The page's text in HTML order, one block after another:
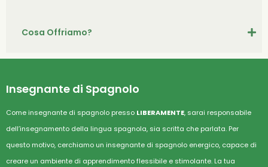
Cosa Offriamo?
Insegnante di Spagnolo
Come insegnante di spagnolo presso LIBERAMENTE, sarai responsabile
dell’insegnamento della lingua spagnola, sia scritta che parlata. Per
questo motivo, cerchiamo un insegnante di spagnolo energico, capace di
creare un ambiente di apprendimento flessibile e stimolante. La tua